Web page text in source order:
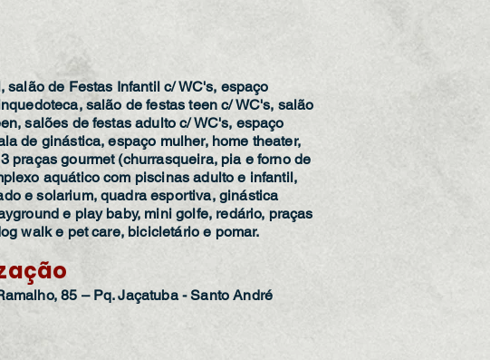
salão de Festas Infantil c/ WC's, espaço
salão de festas teen c/ WC's, salão
salões de festas adulto c/ WC's, espaço
de ginástica, espaço mulher, home theater,
praças gourmet (churrasqueira, pia e forno de
aquático com piscinas adulto e infantil,
e solarium, quadra esportiva, ginástica
e play baby, mini golfe, redário, praças
walk e pet care, bicicletário e pomar.
85 – Pq. Jaçatuba - Santo André